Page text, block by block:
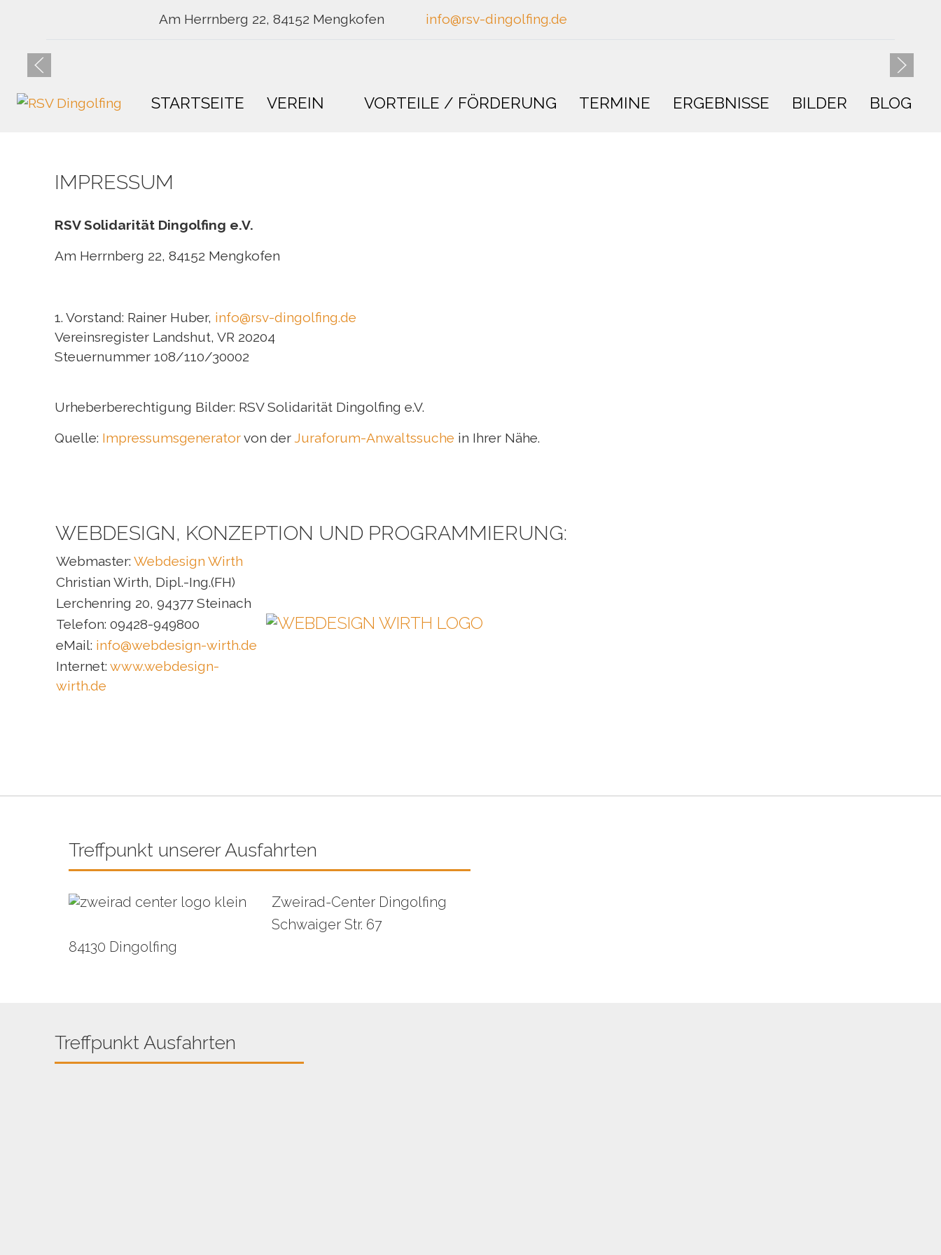
Am Herrnberg 22, 84152 Mengkofen info@rsv-dingolfing.de
STARTSEITE VEREIN VORTEILE / FÖRDERUNG TERMINE ERGEBNISSE BILDER BLOG
IMPRESSUM
RSV Solidarität Dingolfing e.V.
Am Herrnberg 22, 84152 Mengkofen
1. Vorstand: Rainer Huber, info@rsv-dingolfing.de
Vereinsregister Landshut, VR 20204
Steuernummer 108/110/30002
Urheberberechtigung Bilder: RSV Solidarität Dingolfing e.V.
Quelle: Impressumsgeneratorvon der Juraforum-Anwaltssuche in Ihrer Nähe.
WEBDESIGN, KONZEPTION UND PROGRAMMIERUNG:
Webmaster: Webdesign Wirth
Christian Wirth, Dipl.-Ing.(FH)
Lerchenring 20, 94377 Steinach
Telefon: 09428-949800
eMail: info@webdesign-wirth.de
Internet: www.webdesign-
wirth.de
Treffpunkt unserer Ausfahrten
Zweirad-Center Dingolfing
Schwaiger Str. 67
84130 Dingolfing
Treffpunkt Ausfahrten